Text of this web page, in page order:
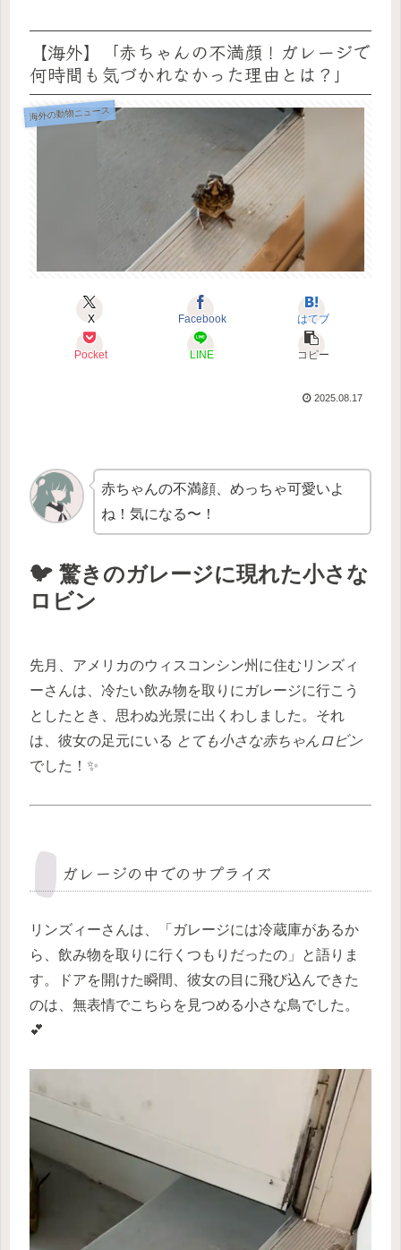
【海外】「赤ちゃんの不満顔！ガレージで
何時間も気づかれなかった理由とは？」
海外の動物ニュース
X Facebook はてブ
Pocket LINE コピー
2025.08.17
赤ちゃんの不満顔、めっちゃ可愛いよ
ね！気になる〜！
🐦 驚きのガレージに現れた小さな
ロビン
先月、アメリカのウィスコンシン州に住むリンズィ
ーさんは、冷たい飲み物を取りにガレージに行こう
としたとき、思わぬ光景に出くわしました。それ
は、彼女の足元にいる とても小さな赤ちゃんロビン
でした！✨
ガレージの中でのサプライズ
リンズィーさんは、「ガレージには冷蔵庫があるか
ら、飲み物を取りに行くつもりだったの」と語りま
す。ドアを開けた瞬間、彼女の目に飛び込んできた
のは、無表情でこちらを見つめる小さな鳥でした。
💕